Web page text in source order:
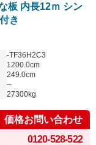
板 内長12ｍ シン
き
-TF36H2C3
1200.0cm
249.0cm
--
27300kg
価格お問い合わせ
0120-528-522